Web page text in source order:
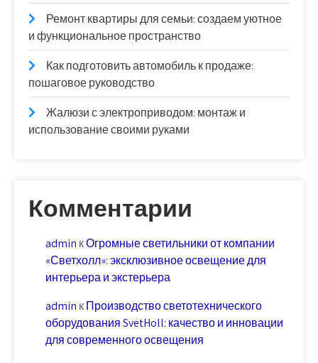
Ремонт квартиры для семьи: создаем уютное
и функциональное пространство
Как подготовить автомобиль к продаже:
пошаговое руководство
Жалюзи с электроприводом: монтаж и
использование своими руками
Комментарии
admin кОгромные светильники от компании
«Светхолл»: эксклюзивное освещение для
интерьера и экстерьера
admin кПроизводство светотехнического
оборудования SvetHoll: качество и инновации
для современного освещения